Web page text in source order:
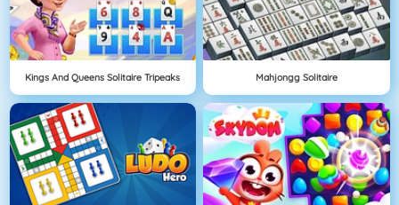
Kings And Queens Solitaire Tripeaks Mahjongg Solitaire